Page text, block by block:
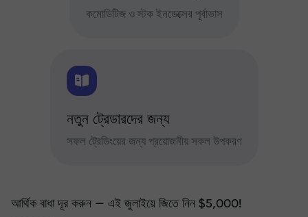
কমোডিটিজ ও স্টক ইনডেক্সের পূর্বাভাস
নতুন ট্রেডারদের জন্য
সফল ট্রেডিংয়ের জন্য প্রয়োজনীয় সকল উপকরণ
আর্থিক বাধা দূর করুন — এই জুলাইয়ে জিতে নিন $5,000!